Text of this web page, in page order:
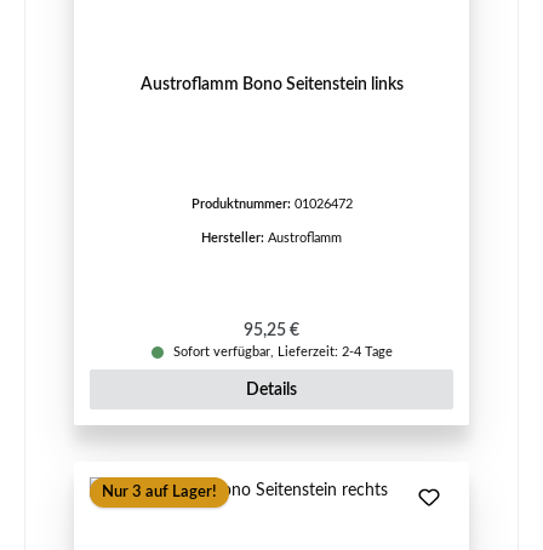
Austroflamm Bono Seitenstein links
Produktnummer: 01026472
Hersteller: Austroflamm
Regulärer Preis:
95,25 €
Sofort verfügbar, Lieferzeit: 2-4 Tage
Details
Nur 3 auf Lager!